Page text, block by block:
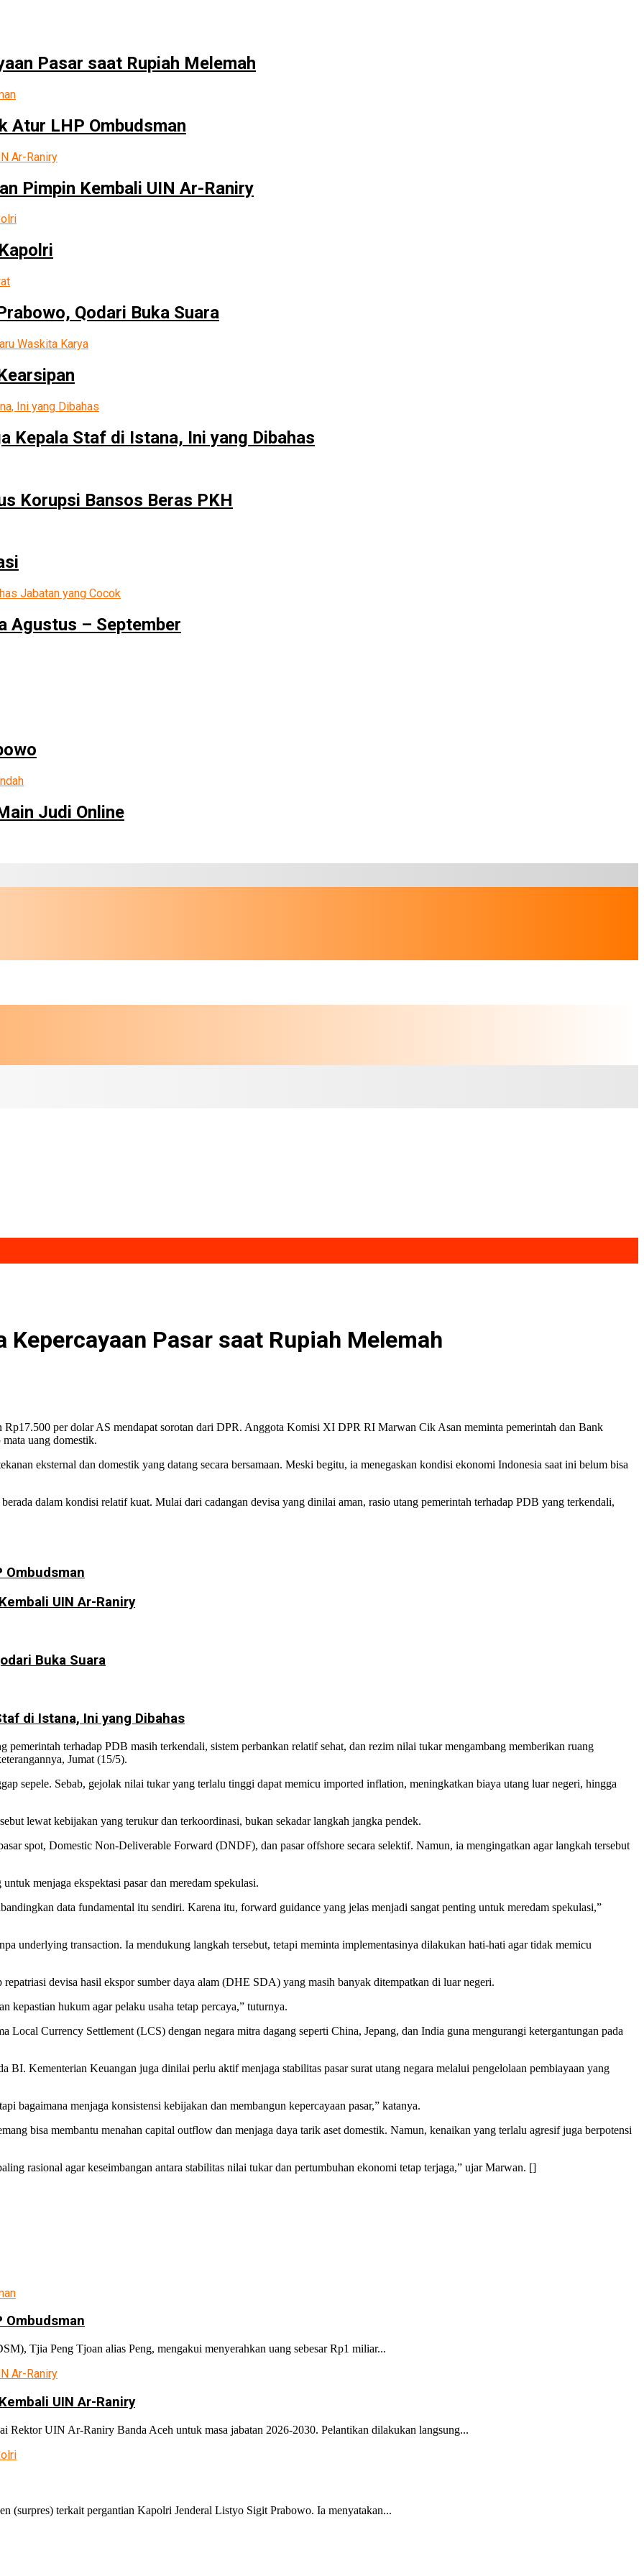
Pasar saat Rupiah Melemah
Atur LHP Ombudsman
Pimpin Kembali UIN Ar-Raniry
Qodari Buka Suara
Kepala Staf di Istana, Ini yang Dibahas
Korupsi Bansos Beras PKH
Agustus – September
Judi Online
Pasar saat Rupiah Melemah
Rp17.500 per dolar AS mendapat sorotan dari DPR. Anggota Komisi XI DPR RI Marwan Cik Asan meminta pemerintah dan Bank
uang domestik.
eksternal dan domestik yang datang secara bersamaan. Meski begitu, ia menegaskan kondisi ekonomi Indonesia saat ini belum bisa
dalam kondisi relatif kuat. Mulai dari cadangan devisa yang dinilai aman, rasio utang pemerintah terhadap PDB yang terkendali,
Ombudsman
UIN Ar-Raniry
Buka Suara
di Istana, Ini yang Dibahas
pemerintah terhadap PDB masih terkendali, sistem perbankan relatif sehat, dan rezim nilai tukar mengambang memberikan ruang
Jumat (15/5).
sepele. Sebab, gejolak nilai tukar yang terlalu tinggi dapat memicu imported inflation, meningkatkan biaya utang luar negeri, hingga
lewat kebijakan yang terukur dan terkoordinasi, bukan sekadar langkah jangka pendek.
spot, Domestic Non-Deliverable Forward (DNDF), dan pasar offshore secara selektif. Namun, ia mengingatkan agar langkah tersebut
menjaga ekspektasi pasar dan meredam spekulasi.
data fundamental itu sendiri. Karena itu, forward guidance yang jelas menjadi sangat penting untuk meredam spekulasi,”
underlying transaction. Ia mendukung langkah tersebut, tetapi meminta implementasinya dilakukan hati-hati agar tidak memicu
devisa hasil ekspor sumber daya alam (DHE SDA) yang masih banyak ditempatkan di luar negeri.
kepastian hukum agar pelaku usaha tetap percaya,” tuturnya.
Local Currency Settlement (LCS) dengan negara mitra dagang seperti China, Jepang, dan India guna mengurangi ketergantungan pada
BI. Kementerian Keuangan juga dinilai perlu aktif menjaga stabilitas pasar surat utang negara melalui pengelolaan pembiayaan yang
bagaimana menjaga konsistensi kebijakan dan membangun kepercayaan pasar,” katanya.
bisa membantu menahan capital outflow dan menjaga daya tarik aset domestik. Namun, kenaikan yang terlalu agresif juga berpotensi
rasional agar keseimbangan antara stabilitas nilai tukar dan pertumbuhan ekonomi tetap terjaga,” ujar Marwan. []
Ombudsman
Tjia Peng Tjoan alias Peng, mengakui menyerahkan uang sebesar Rp1 miliar...
UIN Ar-Raniry
UIN Ar-Raniry Banda Aceh untuk masa jabatan 2026-2030. Pelantikan dilakukan langsung...
(surpres) terkait pergantian Kapolri Jenderal Listyo Sigit Prabowo. Ia menyatakan...